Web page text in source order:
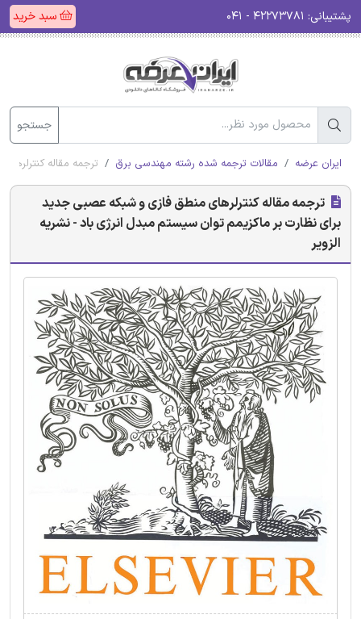
پشتیبانی: سبد خرید
جستجو
ایران عرضه مقالات ترجمه شده رشته مهندسی برق ترجمه مقاله
ترجمه مقاله کنترلرهای منطق فازی و شبکه عصبی جدید
برای نظارت بر ماکزیمم توان سیستم مبدل انرژی باد - نشریه
الزویر